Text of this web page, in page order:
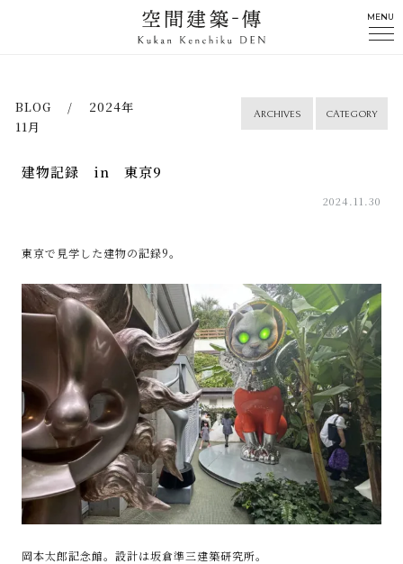
MENU
BLOG / 2024年
11月
CATEGORY
ARCHIVES
建物記録 in 東京9
2024.11.30
東京で見学した建物の記録9。
岡本太郎記念館。設計は坂倉準三建築研究所。